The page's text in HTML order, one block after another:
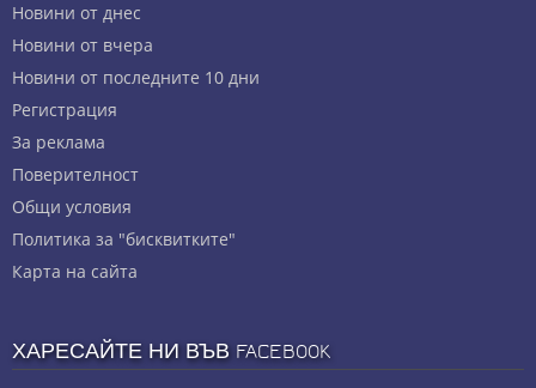
Новини от днес
Новини от вчера
Новини от последните 10 дни
Регистрация
За реклама
Πoвepитeлнocт
Общи условия
Политика за "бисквитките"
Карта на сайта
ХАРЕСАЙТЕ НИ ВЪВ FACEBOOK